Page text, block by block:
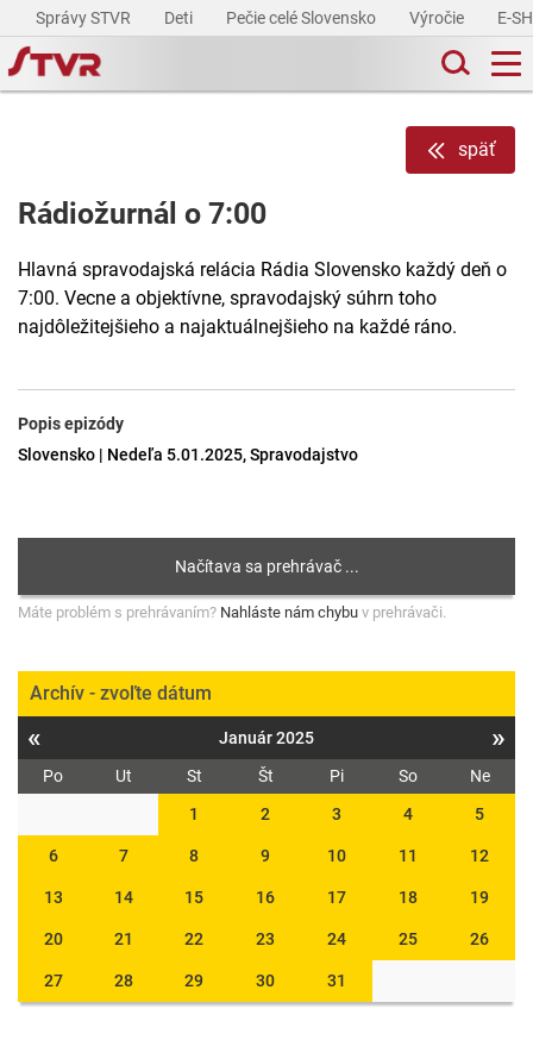
Správy STVR Deti Pečie celé Slovensko Výročie E-
späť
Rádiožurnál o 7:00
Hlavná spravodajská relácia Rádia Slovensko každý deň o
7:00. Vecne a objektívne, spravodajský súhrn toho
najdôležitejšieho a najaktuálnejšieho na každé ráno.
Popis epizódy
Slovensko | Nedeľa 5.01.2025, Spravodajstvo
Máte problém s prehrávaním? Nahláste nám chybu v prehrávači.
Archív - zvoľte dátum
« Január 2025 »
Po Ut St Št Pi So
Ne
1
2 3 4 5
6 7 8 9 10 11 12
13 14 15 16 17 18 19
20 21 22 23 24 25 26
27 28 29 30 31